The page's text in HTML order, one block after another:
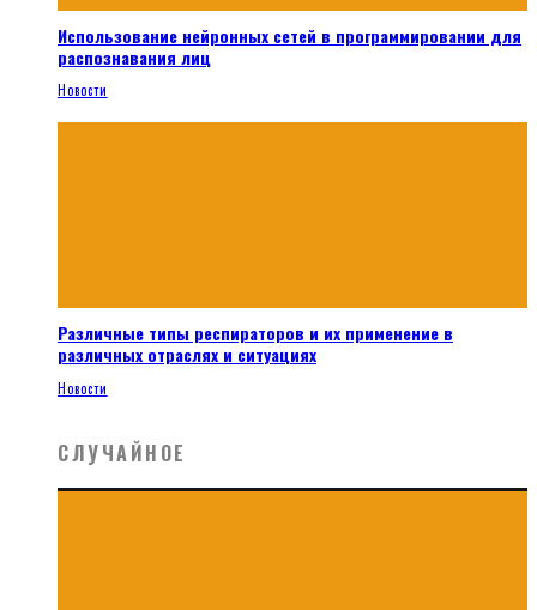
Использование нейронных сетей в программировании для
распознавания лиц
Новости
Различные типы респираторов и их применение в
различных отраслях и ситуациях
Новости
СЛУЧАЙНОЕ